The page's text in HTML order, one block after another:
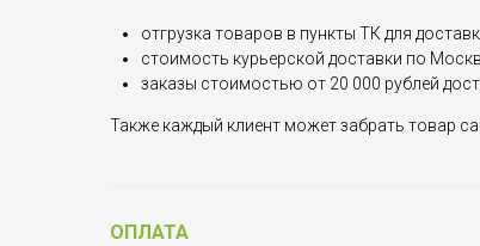
отгрузка товаров в пункты ТК для
стоимость курьерской доставки по
заказы стоимостью от 20 000 рублей
Также каждый клиент может забрать товар
ОПЛАТА